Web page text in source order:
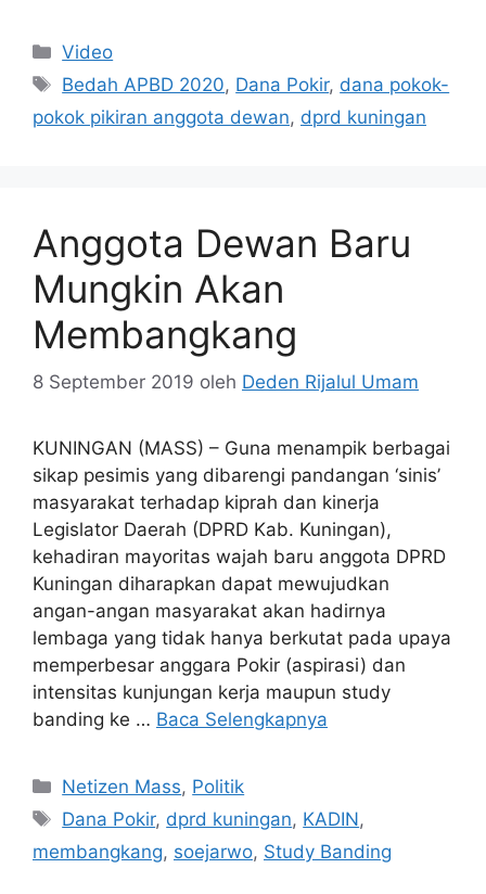
Kategori
Video
Tag
Bedah APBD 2020, Dana Pokir, dana pokok-
pokok pikiran anggota dewan, dprd kuningan
Anggota Dewan Baru
Mungkin Akan
Membangkang
8 September 2019 oleh Deden Rijalul Umam
KUNINGAN (MASS) – Guna menampik berbagai
sikap pesimis yang dibarengi pandangan ‘sinis’
masyarakat terhadap kiprah dan kinerja
Legislator Daerah (DPRD Kab. Kuningan),
kehadiran mayoritas wajah baru anggota DPRD
Kuningan diharapkan dapat mewujudkan
angan-angan masyarakat akan hadirnya
lembaga yang tidak hanya berkutat pada upaya
memperbesar anggara Pokir (aspirasi) dan
intensitas kunjungan kerja maupun study
banding ke … Baca Selengkapnya
Kategori
Netizen Mass, Politik
Tag
Dana Pokir, dprd kuningan, KADIN,
membangkang, soejarwo, Study Banding